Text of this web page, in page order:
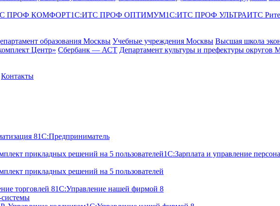
ПРОФ КОМФОРТ1С:ИТС ПРОФ ОПТИМУМ1С:ИТС ПРОФ УЛЬТРАИТС
образования Москвы Учебные учреждения Москвы Высшая школа
Центр» Сбербанк — АСТ Департамент культуры и префектуры округов
Контакты
81С:Предприниматель
прикладных решений на 5 пользователей1С:Зарплата и управление
прикладных решений на 5 пользователей
торговлей 81С:Управление нашей фирмой 8